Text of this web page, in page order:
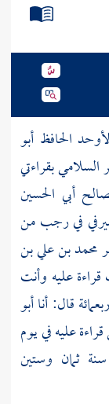
الحافظ أبو
السلاميبقراءتي
أبي الحسين
في رجب من
محمد بن علي بن
قراءة عليه وأنت
قال: أناأبو
قراءة عليه في يوم
ثمان وستين